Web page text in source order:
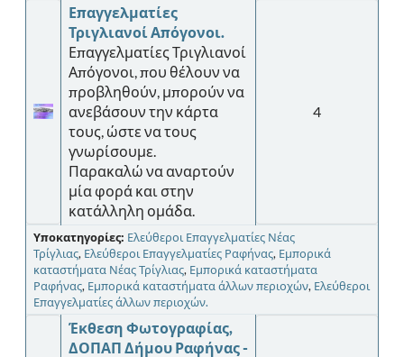
Επαγγελματίες
Τριγλιανοί Απόγονοι.
Επαγγελματίες Τριγλιανοί
Απόγονοι, που θέλουν να
προβληθούν, μπορούν να
ανεβάσουν την κάρτα
τους, ώστε να τους
γνωρίσουμε.
Παρακαλώ να αναρτούν
μία φορά και στην
κατάλληλη ομάδα.
4
Υποκατηγορίες: Ελεύθεροι Επαγγελματίες Νέας
Τρίγλιας, Ελεύθεροι Επαγγελματίες Ραφήνας, Εμπορικά
καταστήματα Νέας Τρίγλιας, Εμπορικά καταστήματα
Ραφήνας, Εμπορικά καταστήματα άλλων περιοχών, Ελεύθεροι
Επαγγελματίες άλλων περιοχών.
Έκθεση Φωτογραφίας,
ΔΟΠΑΠ Δήμου Ραφήνας -